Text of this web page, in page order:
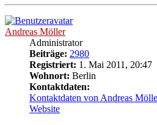
Andreas Möller
Administrator
Beiträge: 2980
Registriert: 1. Mai 2011, 20:47
Wohnort: Berlin
Kontaktdaten:
Kontaktdaten von Andreas
Website